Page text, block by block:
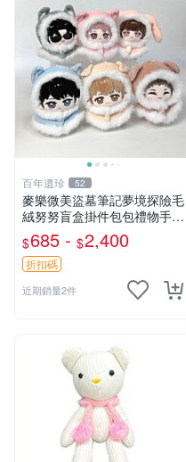
百年遺珍 52
麥樂微美盜墓筆記夢境探險毛
絨努努盲盒掛件包包禮物手辦
新到家 憶境探險系列 張起靈
喵喵款 吳邪狗狗款 王胖子熊
熊款
$685 - $2,400
折扣碼
近期銷量2件